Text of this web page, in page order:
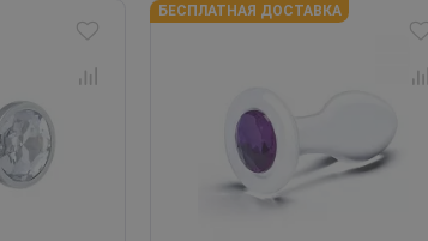
БЕСПЛАТНАЯ ДОСТАВКА